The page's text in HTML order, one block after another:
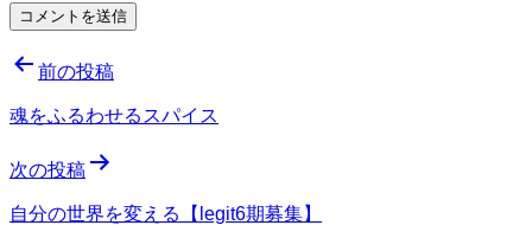
投
稿
ビ
ゲ
前の投稿
魂をふるわせるスパイス
次の投稿
自分の世界を変える【legit6期募集】